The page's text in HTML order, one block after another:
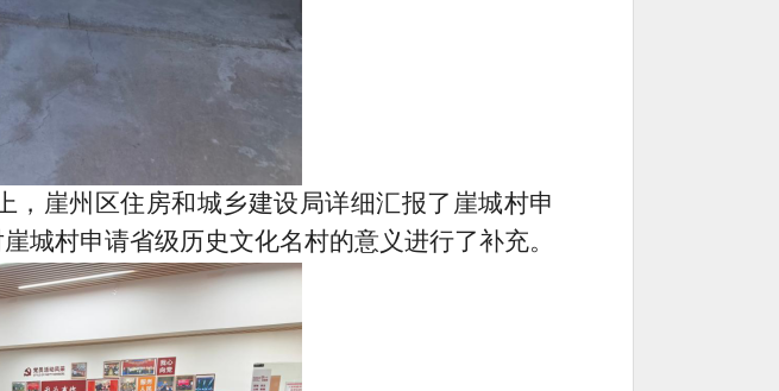
崖州区住房和城乡建设局详细汇报了崖城村申
城村申请省级历史文化名村的意义进行了补充。